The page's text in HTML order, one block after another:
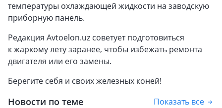
температуры охлаждающей жидкости на заводскую
приборную панель.
Редакция Avtoelon.uz советует подготовиться
к жаркому лету заранее, чтобы избежать ремонта
двигателя или его замены.
Берегите себя и своих железных коней!
Новости по теме Показать все